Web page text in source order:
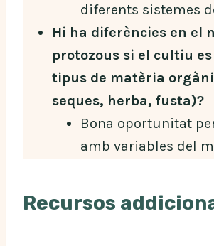
diferents sistemes
Hi ha diferències en el
protozous si el cultiu
tipus de matèria
seques, herba, fusta)?
Bona oportunitat
amb variables del
Recursos